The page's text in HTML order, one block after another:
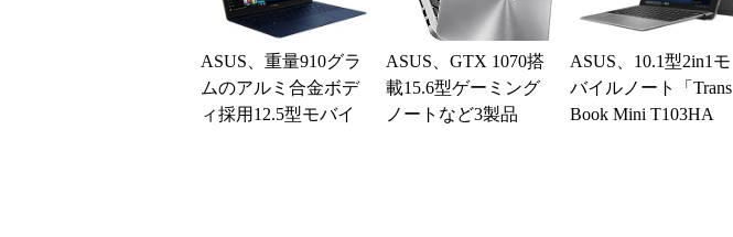
ASUS、重量910グラ
ムのアルミ合金ボデ
ィ採用12.5型モバイ
ASUS、GTX 1070搭
載15.6型ゲーミング
ノートなど3製品
ASUS、10.1型2in1モ
バイルノート「Trans
Book Mini T103HA